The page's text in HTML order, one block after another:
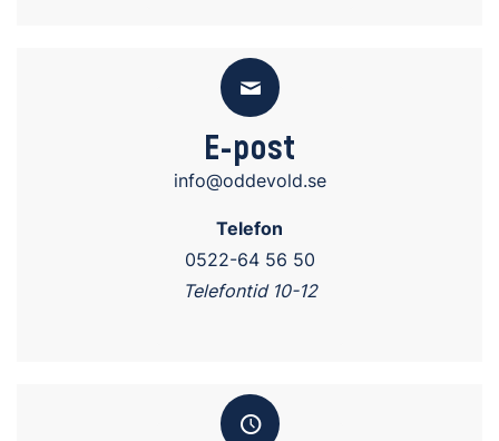
E-post
info@oddevold.se
Telefon
0522-64 56 50
Telefontid 10-12